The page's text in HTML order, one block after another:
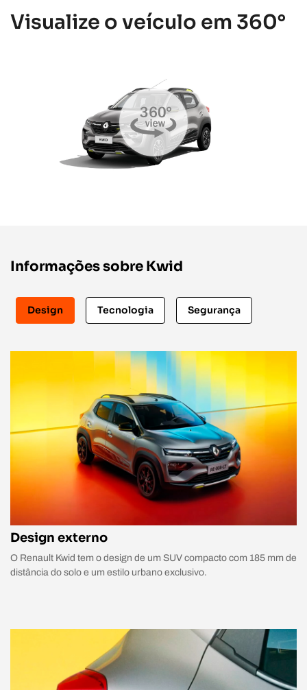
Visualize o veículo em 360°
Informações sobre Kwid
Design Tecnologia Segurança
Design externo
O Renault Kwid tem o design de um SUV compacto com 185 mm de
distância do solo e um estilo urbano exclusivo.